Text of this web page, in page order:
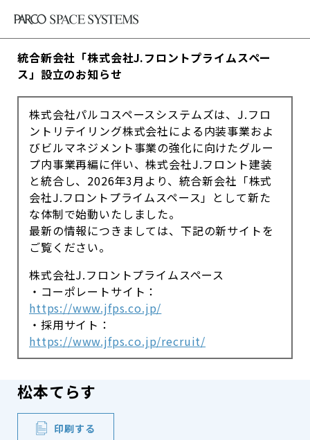
統合新会社「株式会社J.フロントプライムスペー
ス」設立のお知らせ
株式会社パルコスペースシステムズは、J.フロ
ントリテイリング株式会社による内装事業およ
びビルマネジメント事業の強化に向けたグルー
プ内事業再編に伴い、株式会社J.フロント建装
と統合し、2026年3月より、統合新会社「株式
会社J.フロントプライムスペース」として新た
な体制で始動いたしました。
最新の情報につきましては、下記の新サイトを
ご覧ください。
株式会社J.フロントプライムスペース
・コーポレートサイト：
https://www.jfps.co.jp/
・採用サイト：
https://www.jfps.co.jp/recruit/
松本てらす
印刷する